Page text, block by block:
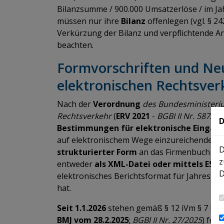
Bilanzsumme / 900.000 Umsatzerlöse / im
müssen nur ihre Bilanz offenlegen (vgl. §
Verkürzung der Bilanz und verpflichtende
beachten.
Formvorschriften und
elektronischen
Nach derVerordnung des
Rechtsverkehr(ERV 2021 - BGBI II Nr. 587/
Bestimmungen für elektronische
auf elektronischem Wege einzureichenden
strukturierter Form an das Firmenbuch
entweder als XML-Datei oder mittels ESEF
elektronisches Berichtsformat für
hat.
Seit 1.1.2026stehen gemäß § 12 iVm § 7
BMJ vom 28.2.2025; BGBl II Nr. 27/2025)